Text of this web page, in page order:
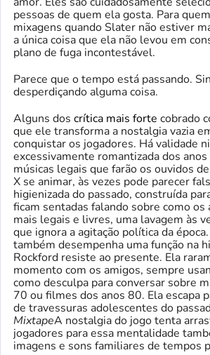
pessoas de quem ela gosta. Para
mixagens quando Slater não estiver
a única coisa que ela não levou em
plano de fuga incontestável.
Parece que o tempo está passando.
desperdiçando alguma coisa.
Alguns dos crítica mais forte cobrado
que ele transforma a nostalgia vazia
conquistar os jogadores. Há validade
excessivamente romantizada dos
músicas legais que farão os ouvidos
X se animar, às vezes pode parecer
higienizada do passado, construída
ficam sentadas falando sobre como os
mais legais e livres, uma lavagem às
que ignora a agitação política da
também desempenha uma função na
Rockford resiste ao presente. Ela
momento com os amigos, sempre
como desculpa para conversar sobre
70 ou filmes dos anos 80. Ela escapa
de travessuras adolescentes do
MixtapeA nostalgia do jogo tenta
jogadores para essa mentalidade
imagens e sons familiares de tempos